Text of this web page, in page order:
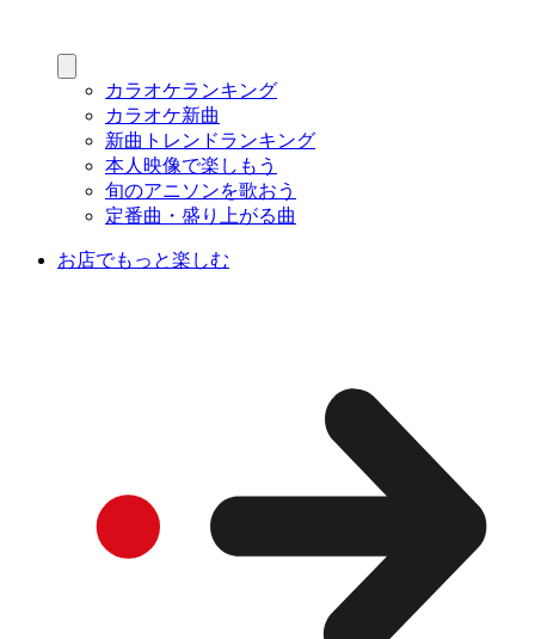
カラオケランキング
カラオケ新曲
新曲トレンドランキング
本人映像で楽しもう
旬のアニソンを歌おう
定番曲・盛り上がる曲
お店でもっと楽しむ